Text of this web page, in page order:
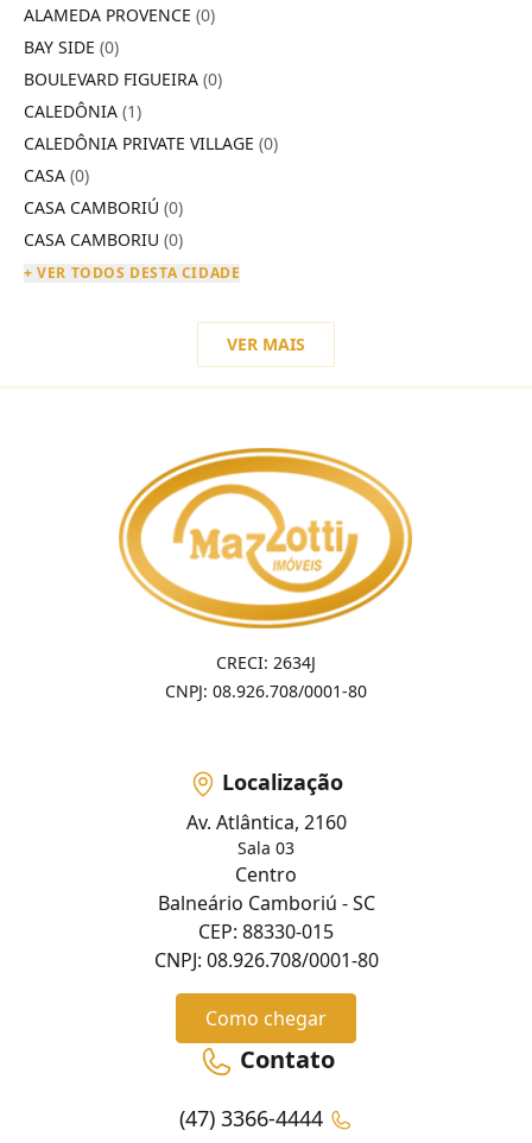
ALAMEDA PROVENCE (0)
BAY SIDE (0)
BOULEVARD FIGUEIRA (0)
CALEDÔNIA (1)
CALEDÔNIA PRIVATE VILLAGE (0)
CASA (0)
CASA CAMBORIÚ (0)
CASA CAMBORIU (0)
+ VER TODOS DESTA CIDADE
VER MAIS
CRECI: 2634J
CNPJ: 08.926.708/0001-80
Localização
Av. Atlântica, 2160
Sala 03
Centro
Balneário Camboriú - SC
CEP: 88330-015
CNPJ: 08.926.708/0001-80
Como chegar
Contato
(47) 3366-4444